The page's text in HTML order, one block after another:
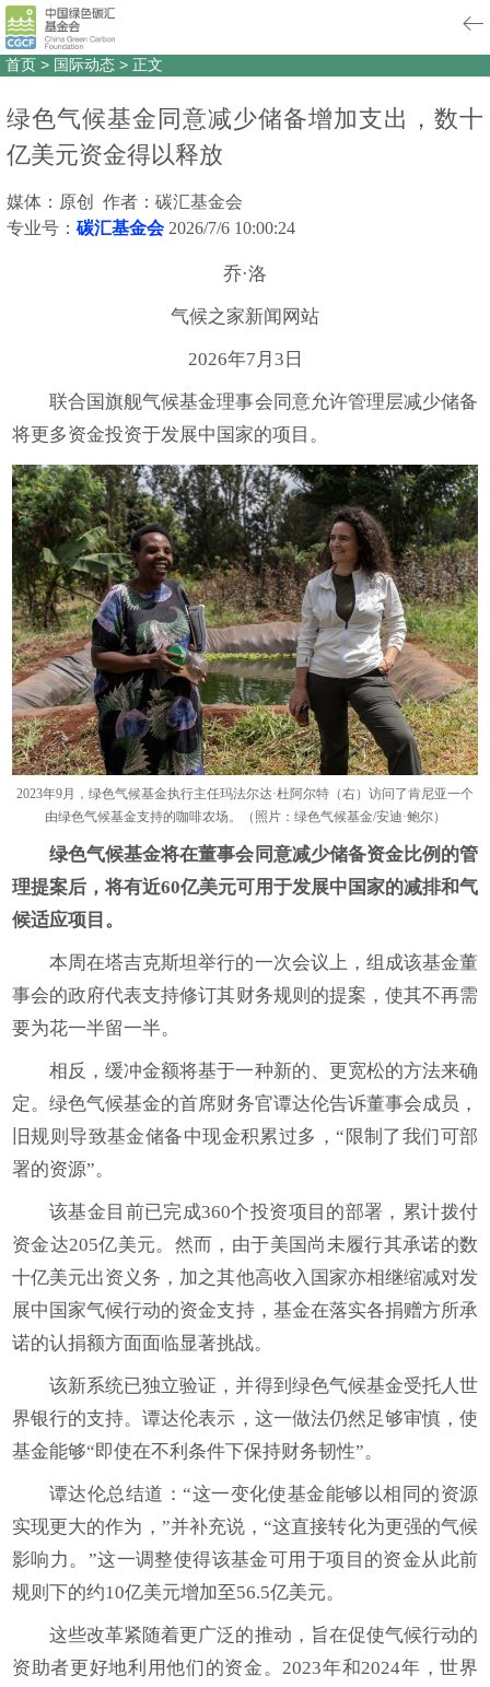
首页 > 国际动态 > 正文
绿色气候基金同意减少储备增加支出，数十
亿美元资金得以释放
媒体：原创 作者：碳汇基金会
专业号： 碳汇基金会 2026/7/6 10:00:24
乔·洛
气候之家新闻网站
2026年7月3日
联合国旗舰气候基金理事会同意允许管理层减少储备
将更多资金投资于发展中国家的项目。
2023年9月，绿色气候基金执行主任玛法尔达·杜阿尔特（右）访问了肯尼亚一个
由绿色气候基金支持的咖啡农场。（照片：绿色气候基金/安迪·鲍尔）
绿色气候基金将在董事会同意减少储备资金比例的管
理提案后，将有近60亿美元可用于发展中国家的减排和气
候适应项目。
本周在塔吉克斯坦举行的一次会议上，组成该基金董
事会的政府代表支持修订其财务规则的提案，使其不再需
要为花一半留一半。
相反，缓冲金额将基于一种新的、更宽松的方法来确
定。绿色气候基金的首席财务官谭达伦告诉董事会成员，
旧规则导致基金储备中现金积累过多，“限制了我们可部
署的资源”。
该基金目前已完成360个投资项目的部署，累计拨付
资金达205亿美元。然而，由于美国尚未履行其承诺的数
十亿美元出资义务，加之其他高收入国家亦相继缩减对发
展中国家气候行动的资金支持，基金在落实各捐赠方所承
诺的认捐额方面面临显著挑战。
该新系统已独立验证，并得到绿色气候基金受托人世
界银行的支持。谭达伦表示，这一做法仍然足够审慎，使
基金能够“即使在不利条件下保持财务韧性”。
谭达伦总结道：“这一变化使基金能够以相同的资源
实现更大的作为，”并补充说，“这直接转化为更强的气候
影响力。”这一调整使得该基金可用于项目的资金从此前
规则下的约10亿美元增加至56.5亿美元。
这些改革紧随着更广泛的推动，旨在促使气候行动的
资助者更好地利用他们的资金。2023年和2024年，世界